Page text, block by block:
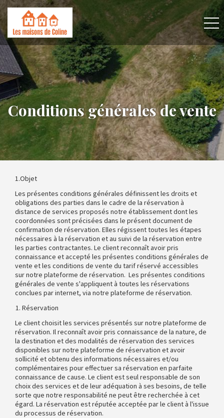
Conditions générales de vente
1.Objet
Les présentes conditions générales définissent les droits et
obligations des parties dans le cadre de la réservation à
distance de services proposés notre établissement dont les
coordonnées sont précisées dans le présent document de
confirmation de réservation. Elles régissent toutes les étapes
nécessaires à la réservation et au suivi de la réservation entre
les parties contractantes. Le client reconnaît avoir pris
connaissance et accepté les présentes conditions générales de
vente et les conditions de vente du tarif réservé accessibles
sur notre plateforme de réservation. Les présentes conditions
générales de vente s'appliquent à toutes les réservations
conclues par internet, via notre plateforme de réservation.
Réservation
Le client choisit les services présentés sur notre plateforme de
réservation. Il reconnaît avoir pris connaissance de la nature, de
la destination et des modalités de réservation des services
disponibles sur notre plateforme de réservation et avoir
sollicité et obtenu des informations nécessaires et/ou
complémentaires pour effectuer sa réservation en parfaite
connaissance de cause. Le client est seul responsable de son
choix des services et de leur adéquation à ses besoins, de telle
sorte que notre responsabilité ne peut être recherchée à cet
égard. La réservation est réputée acceptée par le client à l'issue
du processus de réservation.